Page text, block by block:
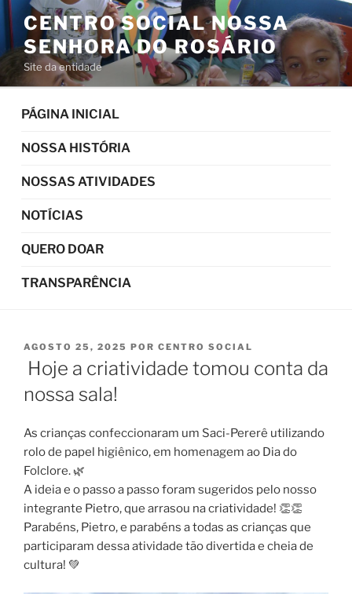
Pular
para
conteúdo
CENTRO SOCIAL NOSSA
SENHORA DO ROSÁRIO
Site da entidade
PÁGINA INICIAL
NOSSA HISTÓRIA
NOSSAS ATIVIDADES
NOTÍCIAS
QUERO DOAR
TRANSPARÊNCIA
PUBLICADO
EM
AGOSTO 25, 2025 POR CENTRO SOCIAL
Hoje a criatividade tomou conta da
nossa sala!
As crianças confeccionaram um Saci-Pererê utilizando
rolo de papel higiênico, em homenagem ao Dia do
Folclore. 🌿
A ideia e o passo a passo foram sugeridos pelo nosso
integrante Pietro, que arrasou na criatividade! 👏👏
Parabéns, Pietro, e parabéns a todas as crianças que
participaram dessa atividade tão divertida e cheia de
cultura! 💚